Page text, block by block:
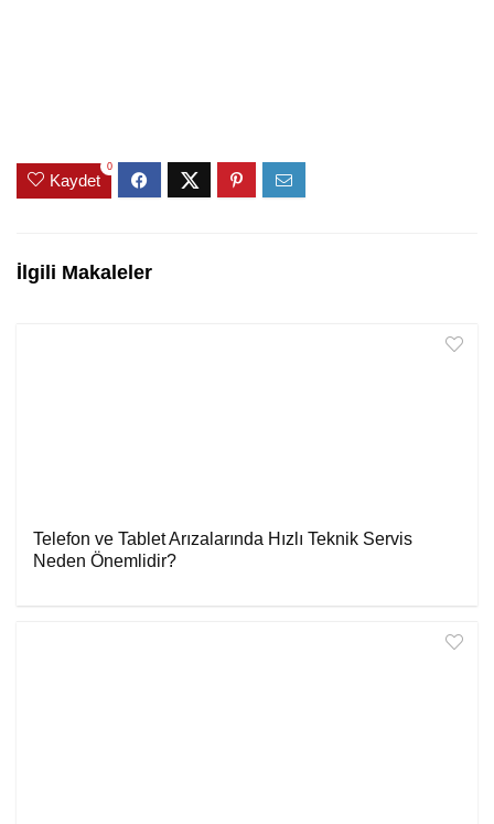
Kaydet
0
İlgili Makaleler
Telefon ve Tablet Arızalarında Hızlı Teknik Servis
Neden Önemlidir?